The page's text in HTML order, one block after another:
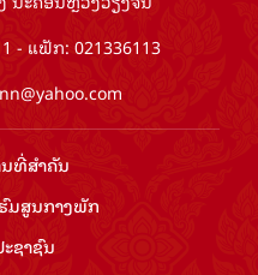
- ແຟັກ: 021336113
ທີ່​ສຳ​ຄັນ​
ມ​ສູນ​ກາງ​ພັກ
ຊາ​ຊົນ